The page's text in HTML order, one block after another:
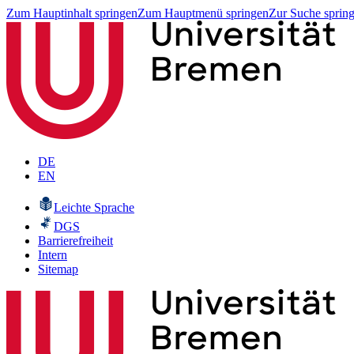
Zum Hauptinhalt springenZum Hauptmenü springenZur Suche
DE
EN
Leichte Sprache
DGS
Barrierefreiheit
Intern
Sitemap